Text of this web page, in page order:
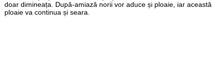
doar dimineața. După-amiază norii vor aduce și ploaie, iar această
ploaie va continua și seara.